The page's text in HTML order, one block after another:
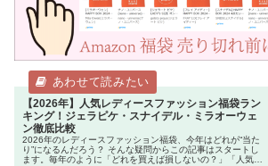
【2026年】人気レディースファッション福袋ラン
キング！ジェラピケ・スナイデル・ミラオーウェ
ン徹底比較
2026年のレディースファッション福袋、今年はどれが“当た
り”になるんだろう？ そんな疑問からこの記事はスタートし
ます。毎年のように「どれを買えば損しないの？」「人気ブ